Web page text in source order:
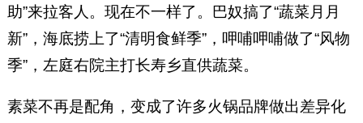
助”来拉客人。现在不一样了。巴奴搞了“蔬菜月月
新”，海底捞上了“清明食鲜季”，呷哺呷哺做了“风物
季”，左庭右院主打长寿乡直供蔬菜。
素菜不再是配角，变成了许多火锅品牌做出差异化